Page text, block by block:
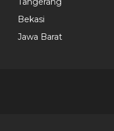
Bekasi
Jawa Barat